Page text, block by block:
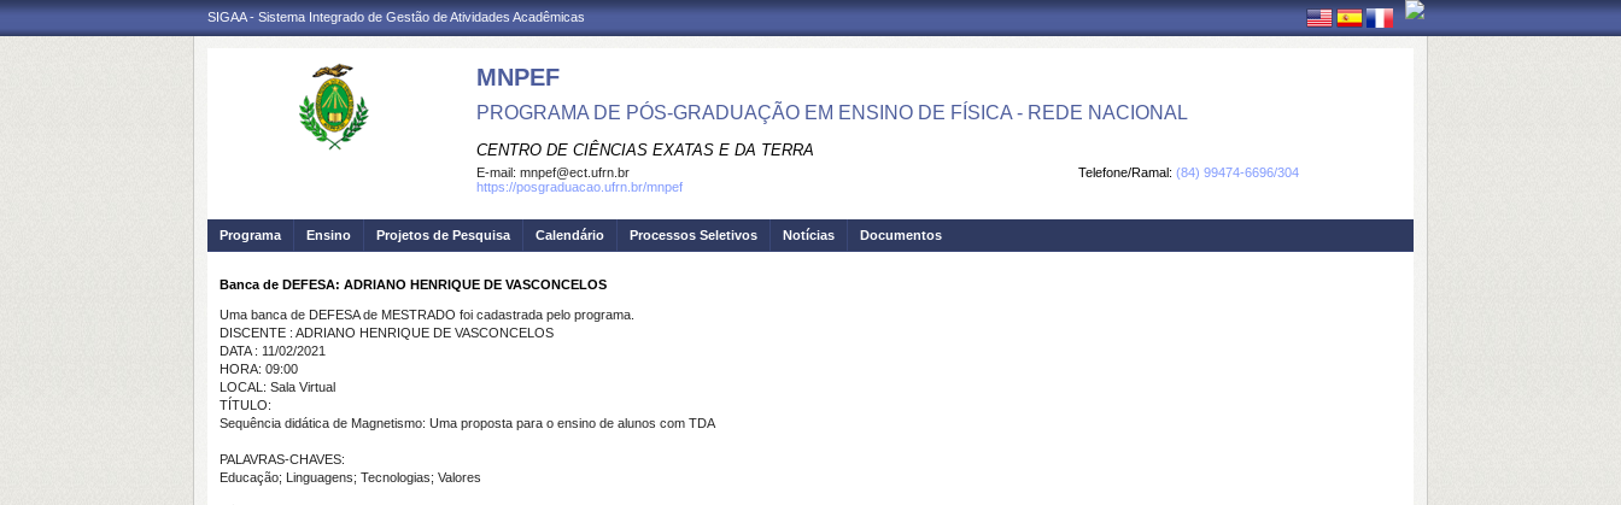
SIGAA - Sistema Integrado de Gestão de Atividades Acadêmicas
MNPEF
PROGRAMA DE PÓS-GRADUAÇÃO EM ENSINO DE FÍSICA - REDE NACIONAL
CENTRO DE CIÊNCIAS EXATAS E DA TERRA
Telefone/Ramal: (84) 99474-6696/304
E-mail: mnpef@ect.ufrn.br
https://posgraduacao.ufrn.br/mnpef
Programa Ensino Projetos de Pesquisa Calendário Processos Seletivos Notícias Documentos
Banca de DEFESA: ADRIANO HENRIQUE DE VASCONCELOS
Uma banca de DEFESA de MESTRADO foi cadastrada pelo programa.
DISCENTE : ADRIANO HENRIQUE DE VASCONCELOS
DATA : 11/02/2021
HORA: 09:00
LOCAL: Sala Virtual
TÍTULO:
Sequência didática de Magnetismo: Uma proposta para o ensino de alunos com TDA
PALAVRAS-CHAVES:
Educação; Linguagens; Tecnologias; Valores